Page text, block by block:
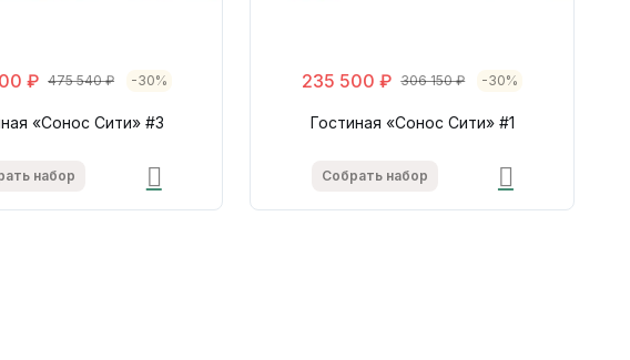
₽ 475 540 ₽ -30%
«Сонос Сити» #3
набор
235 500 ₽ 306 150 ₽ -30%
Гостиная «Сонос Сити» #1
Собрать набор